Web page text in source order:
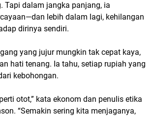
Tapi dalam jangka panjang, ia
lebih dalam lagi, kehilangan
dirinya sendiri.
yang jujur mungkin tak cepat kaya,
hati tenang. Ia tahu, setiap rupiah yang
kebohongan.
otot,” kata ekonom dan penulis etika
“Semakin sering kita menjaganya,